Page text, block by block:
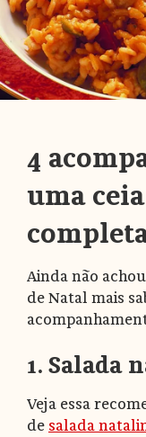
4
uma
Ainda não
de Natal mais
1. Salada
Veja essa
de salada